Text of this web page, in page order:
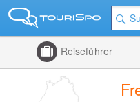
Reiseführer